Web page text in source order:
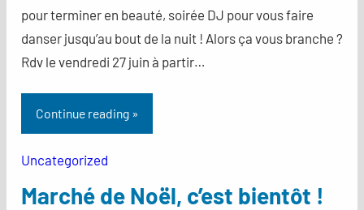
pour terminer en beauté, soirée DJ pour vous faire
danser jusqu’au bout de la nuit ! Alors ça vous branche ?
Rdv le vendredi 27 juin à partir…
Continue reading »
Uncategorized
Marché de Noël, c’est bientôt !